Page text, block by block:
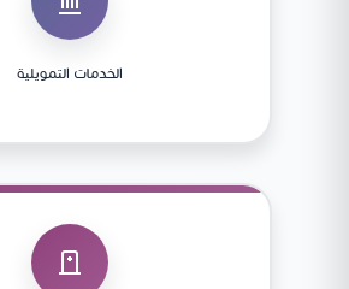
الخدمات التمويلية